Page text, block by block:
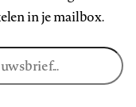
in je mailbox.